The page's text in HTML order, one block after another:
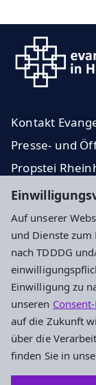
Auf unserer
und Dienste zum
nach TDDDG
Einwilligung zu
unseren
auf die Zukunft
über die
finden Sie in
Kontakt
Presse- und
Propstei
Evangelische
Adresse
Evangelisches
Kaiserstr. 37
55116 Mainz